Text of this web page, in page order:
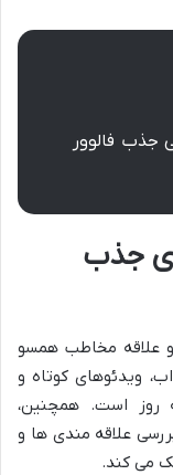
جذب فالوور
جذب
و علاقه مخاطب همسو
ویدئوهای کوتاه و
روز است. همچنین،
علاقه مندی ها و
می کند.